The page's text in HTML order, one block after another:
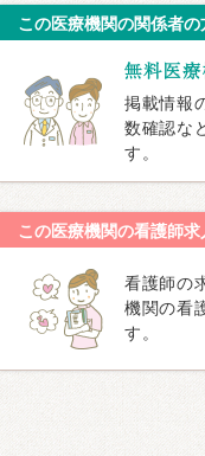
この医療機関の関係者の
掲載情報
数確認な
す。
この医療機関の看護師求
看護師の
機関の看
す。